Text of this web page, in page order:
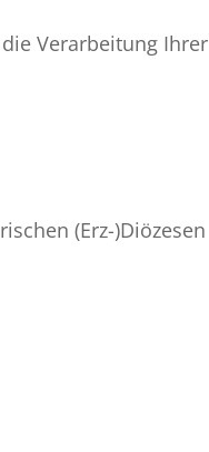
Verarbeitung
(Erz-)Diözesen